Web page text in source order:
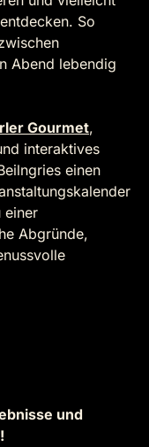
So
Abend lebendig
Gourmet,
interaktives
einen
einer
Abgründe,
und